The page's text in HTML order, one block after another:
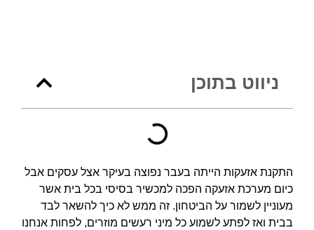
ניווט בתוכן
התקנת אזעקות הייתה בעבר נפוצה בעיקר אצל עסקים אבל
כיום מערכת אזעקה הפכה למכשיר בסיסי בכל בית אשר
מעוניין לשמור על הביטחון. זה ממש לא כיך להשאר לבד
בבית ואז לפתע לשמוע כל מיני רעשים מוזרים, לפחות אנחנו